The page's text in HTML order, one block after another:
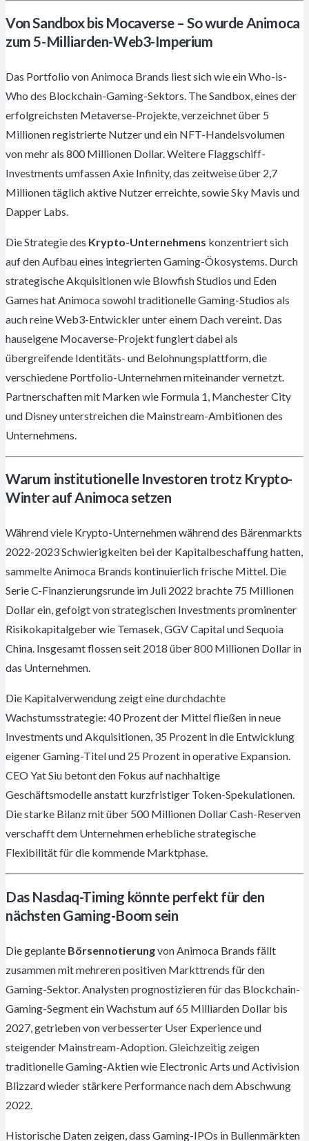
Von Sandbox bis Mocaverse – So wurde Animoca
zum 5-Milliarden-Web3-Imperium
Das Portfolio von Animoca Brands liest sich wie ein Who-is-
Who des Blockchain-Gaming-Sektors. The Sandbox, eines der
erfolgreichsten Metaverse-Projekte, verzeichnet über 5
Millionen registrierte Nutzer und ein NFT-Handelsvolumen
von mehr als 800 Millionen Dollar. Weitere Flaggschiff-
Investments umfassen Axie Infinity, das zeitweise über 2,7
Millionen täglich aktive Nutzer erreichte, sowie Sky Mavis und
Dapper Labs.
Die Strategie des Krypto-Unternehmens konzentriert sich
auf den Aufbau eines integrierten Gaming-Ökosystems. Durch
strategische Akquisitionen wie Blowfish Studios und Eden
Games hat Animoca sowohl traditionelle Gaming-Studios als
auch reine Web3-Entwickler unter einem Dach vereint. Das
hauseigene Mocaverse-Projekt fungiert dabei als
übergreifende Identitäts- und Belohnungsplattform, die
verschiedene Portfolio-Unternehmen miteinander vernetzt.
Partnerschaften mit Marken wie Formula 1, Manchester City
und Disney unterstreichen die Mainstream-Ambitionen des
Unternehmens.
Warum institutionelle Investoren trotz Krypto-
Winter auf Animoca setzen
Während viele Krypto-Unternehmen während des Bärenmarkts
2022-2023 Schwierigkeiten bei der Kapitalbeschaffung hatten,
sammelte Animoca Brands kontinuierlich frische Mittel. Die
Serie C-Finanzierungsrunde im Juli 2022 brachte 75 Millionen
Dollar ein, gefolgt von strategischen Investments prominenter
Risikokapitalgeber wie Temasek, GGV Capital und Sequoia
China. Insgesamt flossen seit 2018 über 800 Millionen Dollar in
das Unternehmen.
Die Kapitalverwendung zeigt eine durchdachte
Wachstumsstrategie: 40 Prozent der Mittel fließen in neue
Investments und Akquisitionen, 35 Prozent in die Entwicklung
eigener Gaming-Titel und 25 Prozent in operative Expansion.
CEO Yat Siu betont den Fokus auf nachhaltige
Geschäftsmodelle anstatt kurzfristiger Token-Spekulationen.
Die starke Bilanz mit über 500 Millionen Dollar Cash-Reserven
verschafft dem Unternehmen erhebliche strategische
Flexibilität für die kommende Marktphase.
Das Nasdaq-Timing könnte perfekt für den
nächsten Gaming-Boom sein
Die geplante Börsennotierungvon Animoca Brands fällt
zusammen mit mehreren positiven Markttrends für den
Gaming-Sektor. Analysten prognostizieren für das Blockchain-
Gaming-Segment ein Wachstum auf 65 Milliarden Dollar bis
2027, getrieben von verbesserter User Experience und
steigender Mainstream-Adoption. Gleichzeitig zeigen
traditionelle Gaming-Aktien wie Electronic Arts und Activision
Blizzard wieder stärkere Performance nach dem Abschwung
2022.
Historische Daten zeigen, dass Gaming-IPOs in Bullenmärkten